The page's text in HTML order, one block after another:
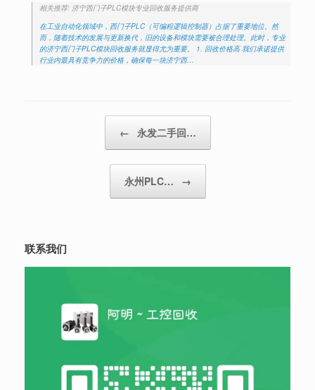
相关推荐: 济宁西门子PLC模块专业回收服务提供商
在工业自动化领域中，西门子PLC（可编程逻辑控制器）占据了重要地位。然
而，随着技术的发展与更新换代，旧的设备和模块需要被合理处理。此时，专业
的济宁西门子PLC模块回收服务就显得尤为重要。 1. 回收价格高 我们承诺提供
行业内最具有竞争力的价格，确保每一块济宁西…
← 永发二手回…
永州PLC… →
联系我们